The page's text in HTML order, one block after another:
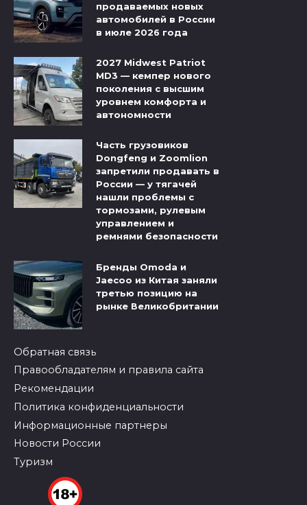
продаваемых новых
автомобилей в России
в июле 2026 года
2027 Midwest Patriot
MD3 — кемпер нового
поколения с высшим
уровнем комфорта и
автономности
Часть грузовиков
Dongfeng и Zoomlion
запретили продавать в
России — у тягачей
нашли проблемы с
тормозами, рулевым
управлением и
ремнями безопасности
Бренды Omoda и
Jaecoo из Китая заняли
третью позицию на
рынке Великобритании
Обратная связь
Правообладателям и правила сайта
Рекомендации
Политика конфиденциальности
Информационные партнеры
Новости России
Туризм